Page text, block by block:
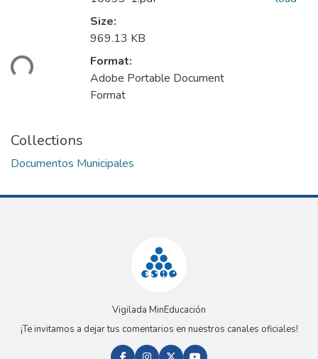
Size:
969.13 KB
Format:
Adobe Portable Document
Format
Collections
Documentos Municipales
Vigilada MinEducación
¡Te invitamos a dejar tus comentarios en nuestros canales oficiales!